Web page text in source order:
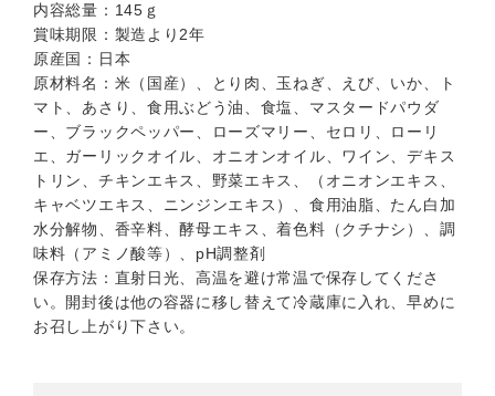
内容総量：145ｇ
賞味期限：製造より2年
原産国：日本
原材料名：米（国産）、とり肉、玉ねぎ、えび、いか、ト
マト、あさり、食用ぶどう油、食塩、マスタードパウダ
ー、ブラックペッパー、ローズマリー、セロリ、ローリ
エ、ガーリックオイル、オニオンオイル、ワイン、デキス
トリン、チキンエキス、野菜エキス、（オニオンエキス、
キャベツエキス、ニンジンエキス）、食用油脂、たん白加
水分解物、香辛料、酵母エキス、着色料（クチナシ）、調
味料（アミノ酸等）、pH調整剤
保存方法：直射日光、高温を避け常温で保存してくださ
い。開封後は他の容器に移し替えて冷蔵庫に入れ、早めに
お召し上がり下さい。